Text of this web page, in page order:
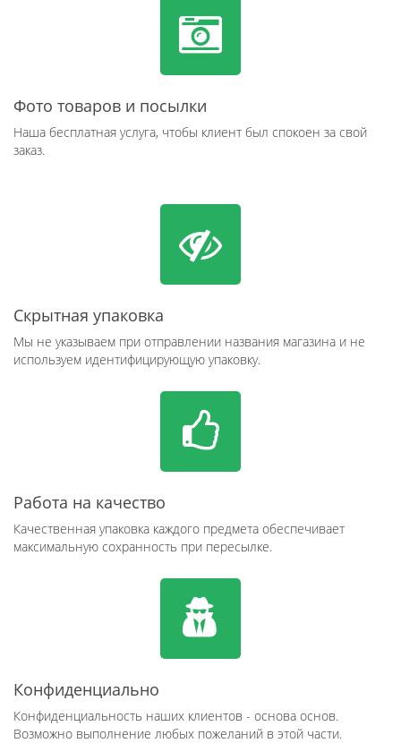
Фото товаров и посылки
Наша бесплатная услуга, чтобы клиент был спокоен за свой
заказ.
Скрытная упаковка
Мы не указываем при отправлении названия магазина и не
используем идентифицирующую упаковку.
Работа на качество
Качественная упаковка каждого предмета обеспечивает
максимальную сохранность при пересылке.
Конфиденциально
Конфиденциальность наших клиентов - основа основ.
Возможно выполнение любых пожеланий в этой части.